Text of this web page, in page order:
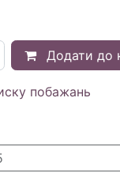
Додати до
побажань